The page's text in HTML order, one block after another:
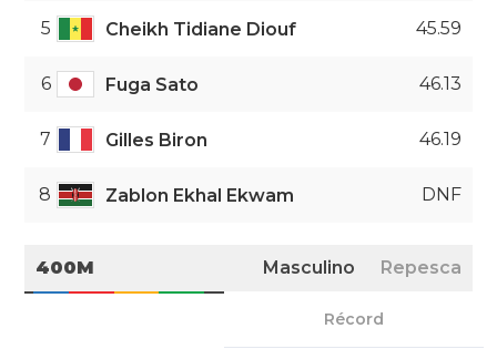
5 Cheikh Tidiane Diouf 45.59
6 Fuga Sato 46.13
7 Gilles Biron 46.19
8 Zablon Ekhal Ekwam DNF
400M Masculino Repesca
Récord